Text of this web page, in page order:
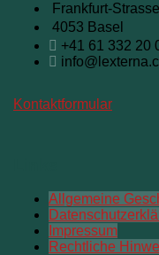
Frankfurt-
4053 Basel
+41 61 332 20
Kontaktformular
Allgemeine
Impressum
Rechtliche